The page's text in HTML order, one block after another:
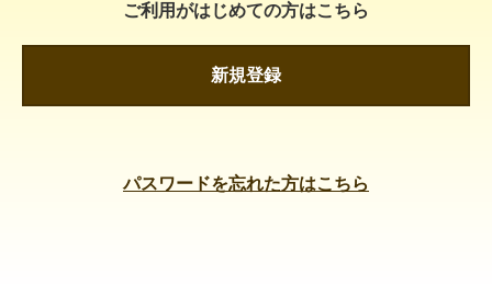
ご利用がはじめての方はこちら
新規登録
パスワードを忘れた方はこちら